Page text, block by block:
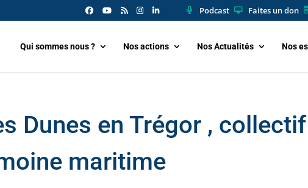
Podcast Faites un don
Qui sommes nous ? Nos actions Nos Actualités Nos
Dunes en Trégor , collectif
maritime